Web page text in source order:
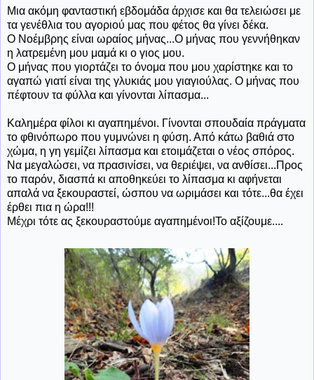
Μια ακόμη φανταστική εβδομάδα άρχισε και θα τελειώσει με
τα γενέθλια του αγοριού μας που φέτος θα γίνει δέκα.
Ο Νοέμβρης είναι ωραίος μήνας...Ο μήνας που γεννήθηκαν
η λατρεμένη μου μαμά κι ο γιος μου.
Ο μήνας που γιορτάζει το όνομα που μου χαρίστηκε και το
αγαπώ γιατί είναι της γλυκιάς μου γιαγιούλας. Ο μήνας που
πέφτουν τα φύλλα και γίνονται λίπασμα...
Καλημέρα φίλοι κι αγαπημένοι. Γίνονται σπουδαία πράγματα
το φθινόπωρο που γυμνώνει η φύση. Από κάτω βαθιά στο
χώμα, η γη γεμίζει λίπασμα και ετοιμάζεται ο νέος σπόρος.
Να μεγαλώσει, να πρασινίσει, να θεριέψει, να ανθίσει...Προς
το παρόν, διασπά κι αποθηκεύει το λίπασμα κι αφήνεται
απαλά να ξεκουραστεί, ώσπου να ωριμάσει και τότε...θα έχει
έρθει πια η ώρα!!!
Μέχρι τότε ας ξεκουραστούμε αγαπημένοι!Το αξίζουμε....